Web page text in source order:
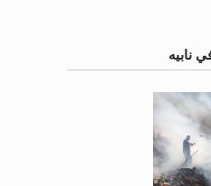
نابيه